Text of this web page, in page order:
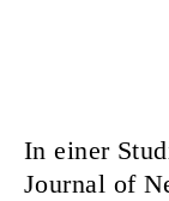
In einer
Journal of